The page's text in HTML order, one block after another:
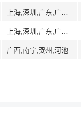
广西,南宁,贺州,河池